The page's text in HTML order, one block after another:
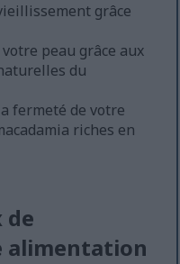
grâce
peau grâce aux
du
fermeté de votre
riches en
de
alimentation